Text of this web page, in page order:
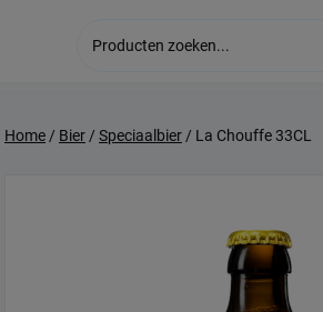
Home/ Bier/ Speciaalbier/ La Chouffe 33CL